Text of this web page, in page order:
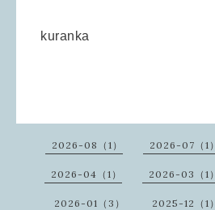
kuranka
2026-08（1） 2026-07（1）
2026-04（1） 2026-03（1）
2026-01（3） 2025-12（1）